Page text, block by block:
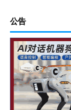
公告